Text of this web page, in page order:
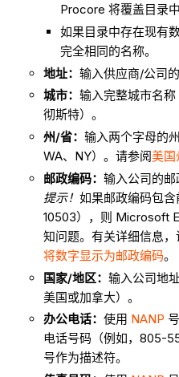
Procore 将覆盖目录
如果目录中存在现有
完全相同的名称。
地址： 输入供应商/公司
城市： 输入完整城市名
彻斯特）。
州/省： 输入两个字母的
WA、NY）。请参阅美国
邮政编码： 输入公司的邮
提示！ 如果邮政编码包含
10503），则 Microsoft
知问题。有关详细信息
将数字显示为邮政编码。
国家/地区： 输入公司地
美国或加拿大）。
办公电话： 使用 NANP
电话号码（例如，805-
号作为描述符。